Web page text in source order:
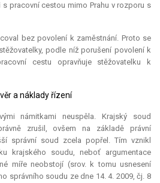
pracovní cestou mimo Prahu v rozporu s
bez povolení k zaměstnání. Proto se
podle níž porušení povolení k
cestu opravňuje stěžovatelku k
a náklady řízení
námitkami neuspěla. Krajský soud
zrušil, ovšem na základě právní
správní soud zcela popřel. Tím vznikl
krajského soudu, neboť argumentace
míře neobstojí (srov. k tomu usnesení
správního soudu ze dne 14. 4. 2009, čj. 8